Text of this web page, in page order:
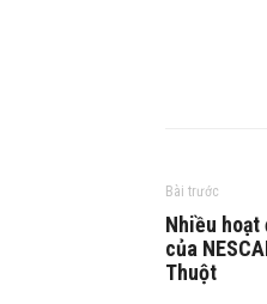
Bài trước
Nhiều
của
Thuột